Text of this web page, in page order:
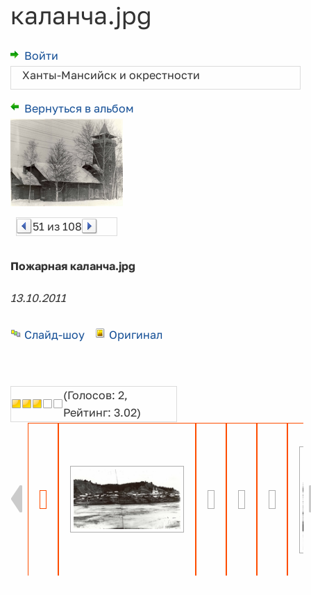
каланча.jpg
Войти
Ханты-Мансийск и окрестности
Вернуться в альбом
51 из 108
Пожарная каланча.jpg
13.10.2011
Слайд-шоу Оригинал
(Голосов: 2,
Рейтинг: 3.02)